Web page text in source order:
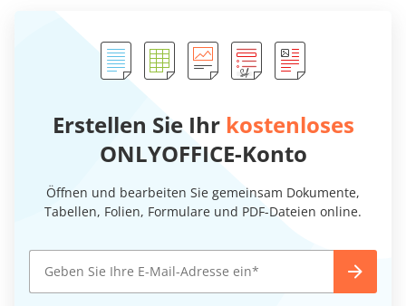
Erstellen Sie Ihr kostenloses
ONLYOFFICE-Konto
Öffnen und bearbeiten Sie gemeinsam Dokumente,
Tabellen, Folien, Formulare und PDF-Dateien online.